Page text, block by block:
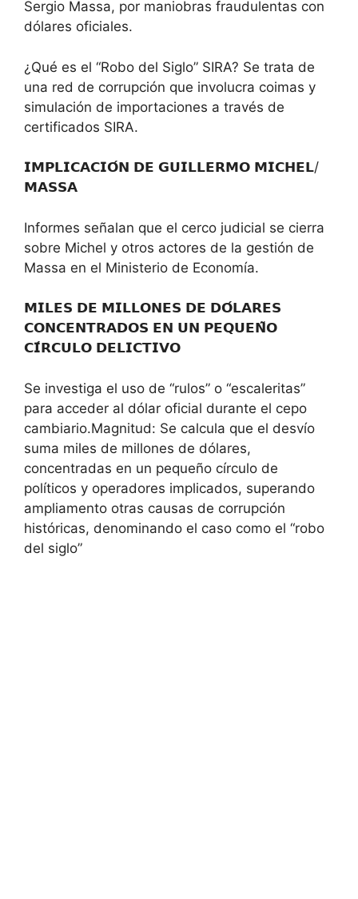
Sergio Massa, por maniobras fraudulentas con
dólares oficiales.
¿Qué es el “Robo del Siglo” SIRA? Se trata de
una red de corrupción que involucra coimas y
simulación de importaciones a través de
certificados SIRA.
𝗜𝗠𝗣𝗟𝗜𝗖𝗔𝗖𝗜𝗢́𝗡 𝗗𝗘 𝗚𝗨𝗜𝗟𝗟𝗘𝗥𝗠𝗢 𝗠𝗜𝗖𝗛𝗘𝗟/
𝗠𝗔𝗦𝗦𝗔
Informes señalan que el cerco judicial se cierra
sobre Michel y otros actores de la gestión de
Massa en el Ministerio de Economía.
𝗠𝗜𝗟𝗘𝗦 𝗗𝗘 𝗠𝗜𝗟𝗟𝗢𝗡𝗘𝗦 𝗗𝗘 𝗗𝗢́𝗟𝗔𝗥𝗘𝗦
𝗖𝗢𝗡𝗖𝗘𝗡𝗧𝗥𝗔𝗗𝗢𝗦 𝗘𝗡 𝗨𝗡 𝗣𝗘𝗤𝗨𝗘𝗡̃𝗢
𝗖𝗜́𝗥𝗖𝗨𝗟𝗢 𝗗𝗘𝗟𝗜𝗖𝗧𝗜𝗩𝗢
Se investiga el uso de “rulos” o “escaleritas”
para acceder al dólar oficial durante el cepo
cambiario.Magnitud: Se calcula que el desvío
suma miles de millones de dólares,
concentradas en un pequeño círculo de
políticos y operadores implicados, superando
ampliamento otras causas de corrupción
históricas, denominando el caso como el “robo
del siglo”